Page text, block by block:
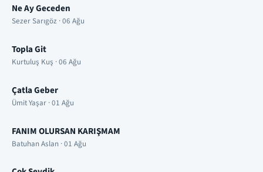
Ne Ay Geceden
Sezer Sarıgöz · 06 Ağu
Topla Git
Kurtuluş Kuş · 06 Ağu
Çatla Geber
Ümit Yaşar · 01 Ağu
FANIM OLURSAN KARIŞMAM
Batuhan Aslan · 01 Ağu